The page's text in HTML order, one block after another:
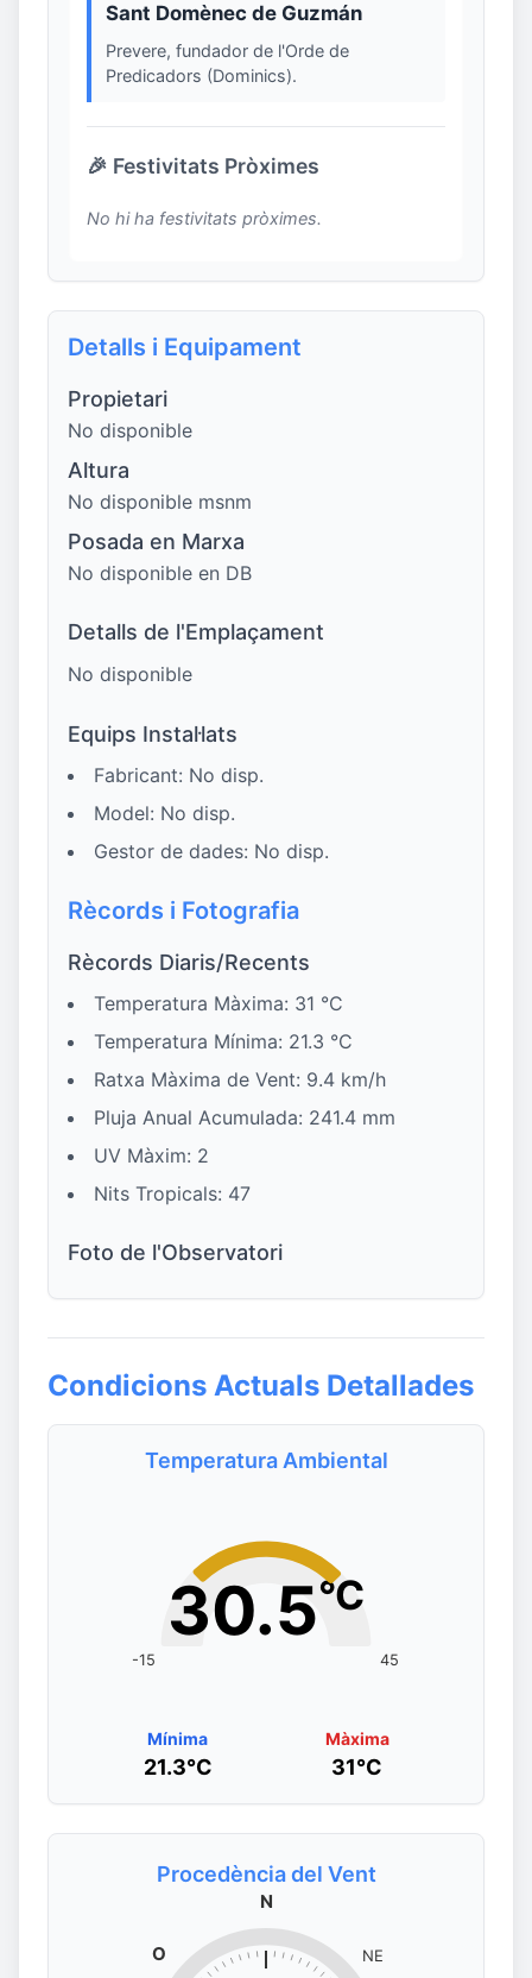
Sant Domènec de Guzmán
Prevere, fundador de l'Orde de
Predicadors (Dominics).
🎉 Festivitats Pròximes
No hi ha festivitats pròximes.
Detalls i Equipament
Propietari
No disponible
Altura
No disponible msnm
Posada en Marxa
No disponible en DB
Detalls de l'Emplaçament
No disponible
Equips Instal·lats
Fabricant: No disp.
Model: No disp.
Gestor de dades: No disp.
Rècords i Fotografia
Rècords Diaris/Recents
Temperatura Màxima: 31 °C
Temperatura Mínima: 21.3 °C
Ratxa Màxima de Vent: 9.4 km/h
Pluja Anual Acumulada: 241.4 mm
UV Màxim: 2
Nits Tropicals: 47
Foto de l'Observatori
Condicions Actuals Detallades
Temperatura Ambiental
30.5°C
-15 45
Mínima
21.3°C
Màxima
31°C
Procedència del Vent
N
NE
O